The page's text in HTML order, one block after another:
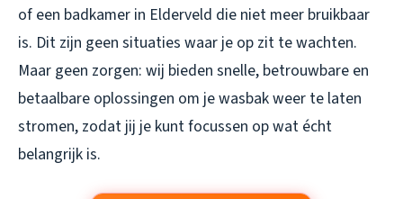
of een badkamer in Elderveld die niet meer bruikbaar
is. Dit zijn geen situaties waar je op zit te wachten.
Maar geen zorgen: wij bieden snelle, betrouwbare en
betaalbare oplossingen om je wasbak weer te laten
stromen, zodat jij je kunt focussen op wat écht
belangrijk is.